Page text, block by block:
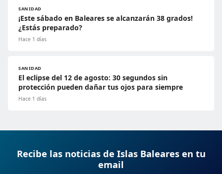
SANIDAD
¡Este sábado en Baleares se alcanzarán 38 grados!
¿Estás preparado?
Hace 1 días
SANIDAD
El eclipse del 12 de agosto: 30 segundos sin
protección pueden dañar tus ojos para siempre
Hace 1 días
Recibe las noticias de Islas Baleares en tu
email